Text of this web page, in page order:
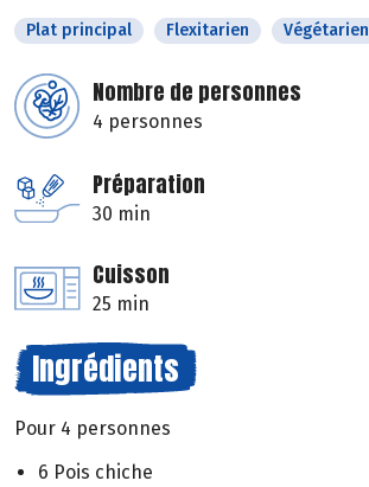
Plat principal Flexitarien Végétarien
Nombre de personnes
4 personnes
Préparation
30 min
Cuisson
25 min
Ingrédients
Pour 4 personnes
6 Pois chiche